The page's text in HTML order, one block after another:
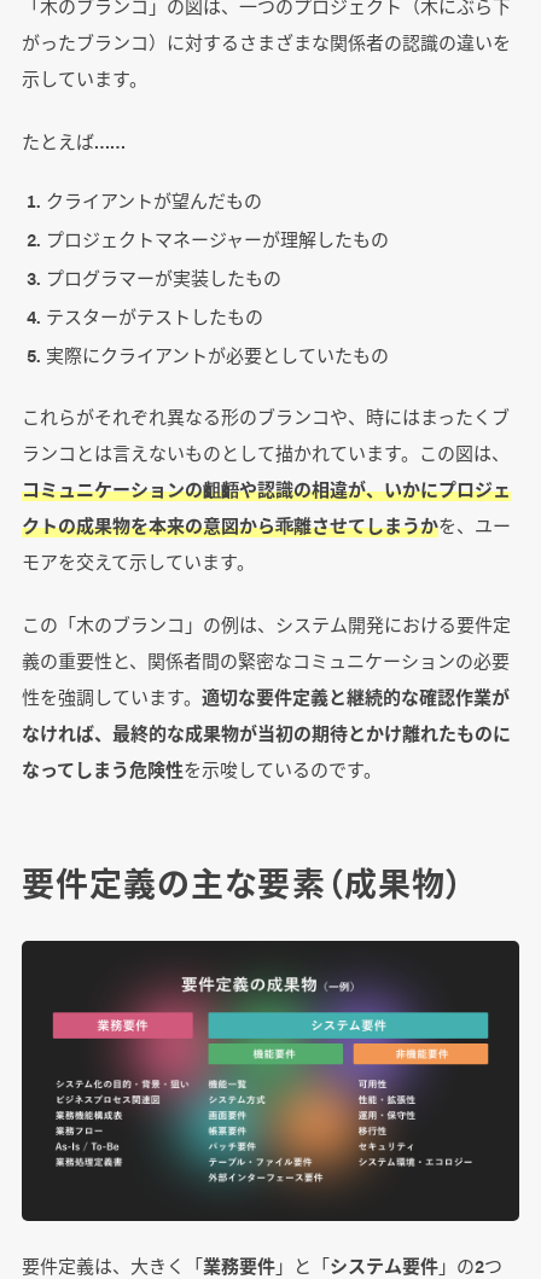
「木のブランコ」の図は、一つのプロジェクト（木にぶら下
がったブランコ）に対するさまざまな関係者の認識の違いを
示しています。
たとえば……
クライアントが望んだもの
プロジェクトマネージャーが理解したもの
プログラマーが実装したもの
テスターがテストしたもの
実際にクライアントが必要としていたもの
これらがそれぞれ異なる形のブランコや、時にはまったくブ
ランコとは言えないものとして描かれています。この図は、
コミュニケーションの齟齬や認識の相違が、いかにプロジェ
クトの成果物を本来の意図から乖離させてしまうかを、ユー
モアを交えて示しています。
この「木のブランコ」の例は、システム開発における要件定
義の重要性と、関係者間の緊密なコミュニケーションの必要
性を強調しています。 適切な要件定義と継続的な確認作業が
なければ、最終的な成果物が当初の期待とかけ離れたものに
なってしまう危険性を示唆しているのです。
要件定義の主な要素（成果物）
要件定義は、大きく「業務要件」と「システム要件」の2つ